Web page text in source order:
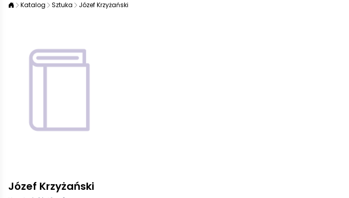
Katalog Sztuka Józef Krzyżański
Józef Krzyżański